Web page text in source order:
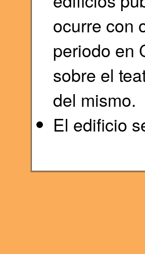
ocurre con
periodo en
sobre el
del mismo.
El edificio